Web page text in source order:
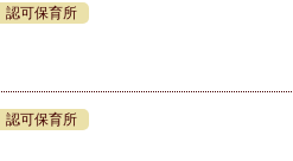
認可保育所
認可保育所